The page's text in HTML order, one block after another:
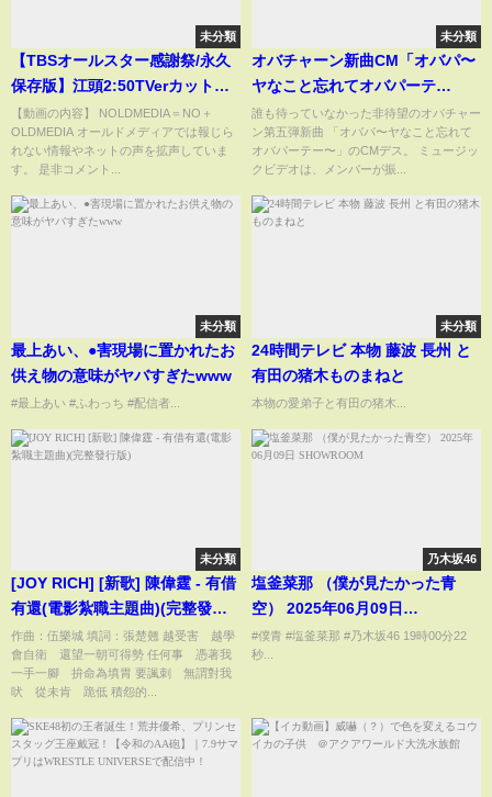
未分類
【TBSオールスター感謝祭/永久
保存版】江頭2:50TVerカットシ
ーンフル‼️アンミカと永野芽郁に
襲い掛かるエガちゃんw
【動画の内容】 NOLDMEDIA＝NO＋
OLDMEDIA オールドメディアでは報じら
れない情報やネットの声を拡声していま
す。 是非コメント...
未分類
オバチャーン新曲CM「オバパ〜
ヤなこと忘れてオバパーテ
ー〜」
誰も待っていなかった非待望のオバチャー
ン第五弾新曲 「オバパ〜ヤなこと忘れて
オバパーテー〜」のCMデス。 ミュージッ
クビデオは、メンバーが振...
未分類
最上あい、●害現場に置かれたお
供え物の意味がヤバすぎたwww
#最上あい #ふわっち #配信者...
未分類
24時間テレビ 本物 藤波 長州 と
有田の猪木ものまねと
本物の愛弟子と有田の猪木...
未分類
[JOY RICH] [新歌] 陳偉霆 - 有借
有還(電影紮職主題曲)(完整發行
版)
作曲：伍樂城 填詞：張楚翹 越受害 越學
會自衛 還望一朝可得勢 任何事 憑著我
一手一腳 拚命為填胃 要諷刺 無謂對我
吠 從未肯 跪低 積怨的...
乃木坂46
塩釜菜那 （僕が見たかった青
空） 2025年06月09日
SHOWROOM
#僕青 #塩釜菜那 #乃木坂46 19時00分22
秒...